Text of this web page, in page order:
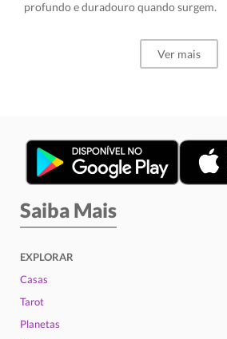
profundo e duradouro quando surgem.
Ver mais
Saiba Mais
EXPLORAR
Casas
Tarot
Planetas